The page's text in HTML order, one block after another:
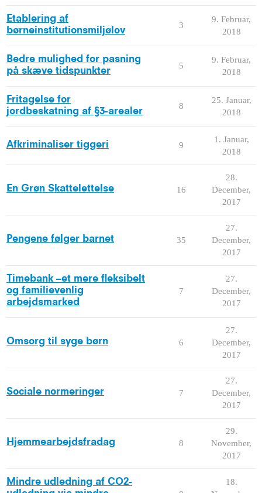
Etablering af
børneinstitutionsmiljølov
3
9. Februar,
2018
Bedre mulighed for pasning
på skæve tidspunkter
5
9. Februar,
2018
Fritagelse for
jordbeskatning af §3-arealer
8
25. Januar,
2018
Afkriminaliser tiggeri 9
1. Januar,
2018
En Grøn Skattelettelse 16
28.
December,
2017
Pengene følger barnet 35
27.
December,
2017
Timebank –et mere fleksibelt
og familievenlig
arbejdsmarked
7
27.
December,
2017
Omsorg til syge børn 6
27.
December,
2017
Sociale normeringer 7
27.
December,
2017
Hjemmearbejdsfradag 8
29.
November,
2017
Mindre udledning af CO2-
18.